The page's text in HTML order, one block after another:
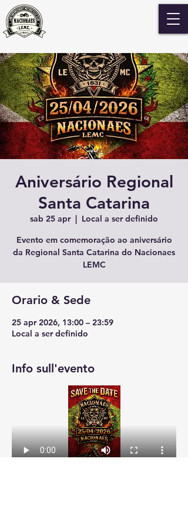
Aniversário Regional
Santa Catarina
sab 25 apr
  |
Local a ser definido
Evento em comemoração ao aniversário
da Regional Santa Catarina do Nacionaes
LEMC
Orario & Sede
25 apr 2026, 13:00 – 23:59
Local a ser definido
Info sull'evento